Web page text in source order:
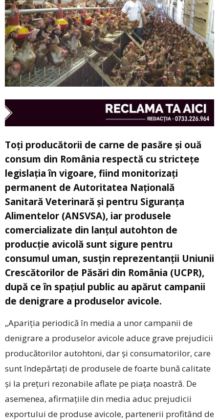
Toţi producătorii de carne de pasăre şi ouă
consum din România respectă cu stricteţe
legislaţia în vigoare, fiind monitorizaţi
permanent de Autoritatea Naţională
Sanitară Veterinară şi pentru Siguranţa
Alimentelor (ANSVSA), iar produsele
comercializate din lanţul autohton de
producţie avicolă sunt sigure pentru
consumul uman, susţin reprezentanţii Uniunii
Crescătorilor de Păsări din România (UCPR),
după ce în spaţiul public au apărut campanii
de denigrare a produselor avicole.
„Apariţia periodică în media a unor campanii de
denigrare a produselor avicole aduce grave prejudicii
producătorilor autohtoni, dar şi consumatorilor, care
sunt îndepărtaţi de produsele de foarte bună calitate
şi la preţuri rezonabile aflate pe piaţa noastră. De
asemenea, afirmaţiile din media aduc prejudicii
exportului de produse avicole, partenerii profitând de